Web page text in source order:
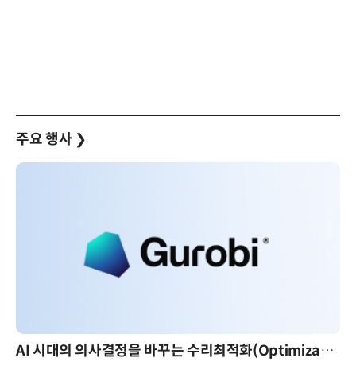
주요 행사 ❯
AI 시대의 의사결정을 바꾸는 수리최적화(Optimization): 실제 산업 적용 사례와 활용 전략